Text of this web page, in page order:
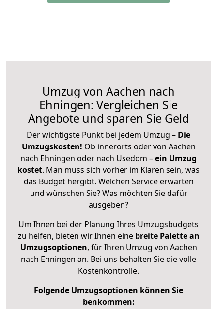
Umzug von Aachen nach
Ehningen: Vergleichen Sie
Angebote und sparen Sie Geld
Der wichtigste Punkt bei jedem Umzug – Die
Umzugskosten! Ob innerorts oder von Aachen
nach Ehningen oder nach Usedom –ein Umzug
kostet. Man muss sich vorher im Klaren sein, was
das Budget hergibt. Welchen Service erwarten
und wünschen Sie? Was möchten Sie dafür
ausgeben?
Um Ihnen bei der Planung Ihres Umzugsbudgets
zu helfen, bieten wir Ihnen eine breite Palette an
Umzugsoptionen, für Ihren Umzug von Aachen
nach Ehningen an. Bei uns behalten Sie die volle
Kostenkontrolle.
Folgende Umzugsoptionen können Sie
benkommen: